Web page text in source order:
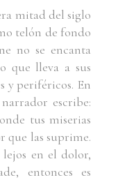
mitad del siglo
telón de fondo
no se encanta
que lleva a sus
y periféricos. En
escribe:
tus miserias
que las suprime.
en el dolor,
entonces es